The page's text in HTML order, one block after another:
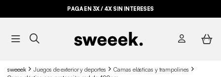
PAGA EN 3X / 4X SIN INTERESES
sweeek Juegos de exterior y deportes
Camas elásticas y trampolines